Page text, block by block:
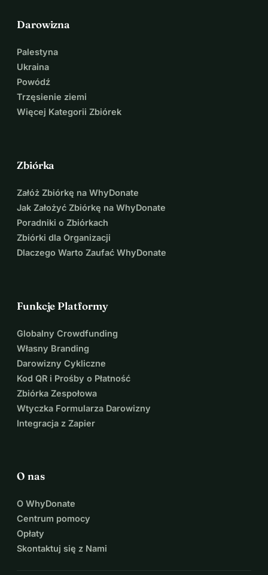
Darowizna
Palestyna
Ukraina
Powódź
Trzęsienie ziemi
Więcej Kategorii Zbiórek
Zbiórka
Załóż Zbiórkę na WhyDonate
Jak Założyć Zbiórkę na WhyDonate
Poradniki o Zbiórkach
Zbiórki dla Organizacji
Dlaczego Warto Zaufać WhyDonate
Funkcje Platformy
Globalny Crowdfunding
Własny Branding
Darowizny Cykliczne
Kod QR i Prośby o Płatność
Zbiórka Zespołowa
Wtyczka Formularza Darowizny
Integracja z Zapier
O nas
O WhyDonate
Centrum pomocy
Opłaty
Skontaktuj się z Nami